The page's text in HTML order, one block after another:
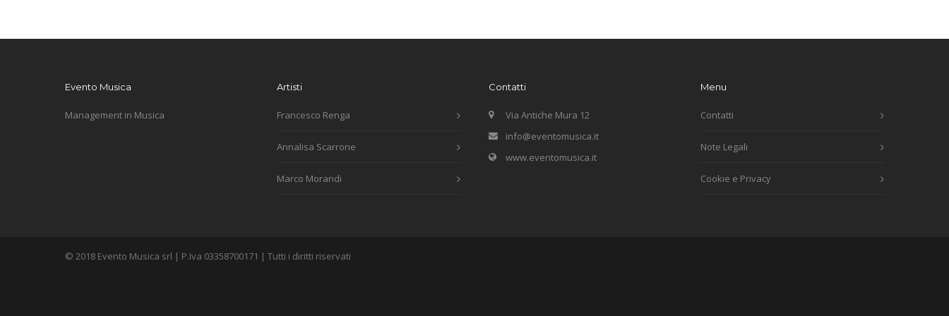
Evento Musica
Management in Musica
Artisti
Francesco Renga
Annalisa Scarrone
Marco Morandi
Contatti
Via Antiche Mura 12
info@eventomusica.it
www.eventomusica.it
Menu
Contatti
Note Legali
Cookie e Privacy
© 2018 Evento Musica srl | P.Iva 03358700171 | Tutti i diritti riservati